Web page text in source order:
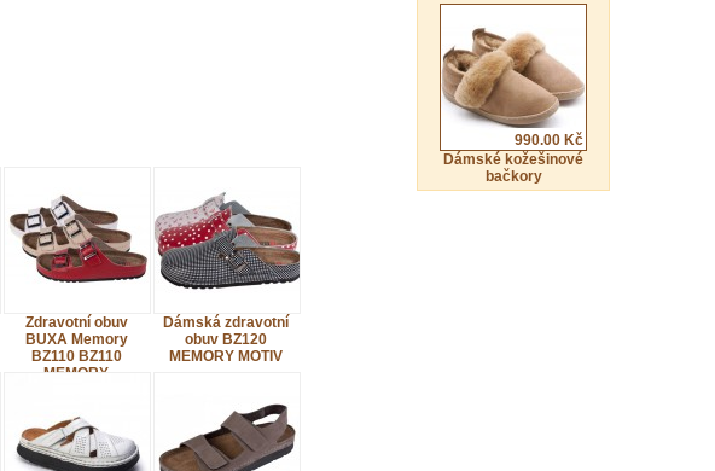
990.00 Kč
Dámské kožešinové
bačkory
Zdravotní obuv
BUXA Memory
BZ110 BZ110
MEMORY
Dámská zdravotní
obuv BZ120
MEMORY MOTIV